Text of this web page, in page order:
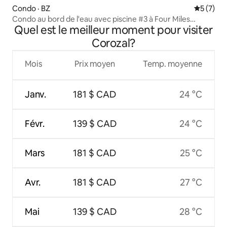
Condo · BZ Note
5 (7)
Condo au bord de l'eau avec piscine #3 à Four Miles
Lagoon
Quel est le meilleur moment pour visiter
Corozal?
Mois
Janv.
Févr.
Mars
Avr.
Mai
Prix moyen
181 $ CAD
139 $ CAD
181 $ CAD
181 $ CAD
139 $ CAD
Temp. moyenne
24 °C
24 °C
25 °C
27 °C
28 °C